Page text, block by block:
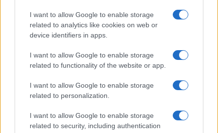
I want to allow Google to enable storage
related to analytics like cookies on web or
device identifiers in apps.
I want to allow Google to enable storage
related to functionality of the website or app.
I want to allow Google to enable storage
related to personalization.
I want to allow Google to enable storage
related to security, including authentication
Alla Galleria Giovanni XXIII arriva l’autovelox. Multe